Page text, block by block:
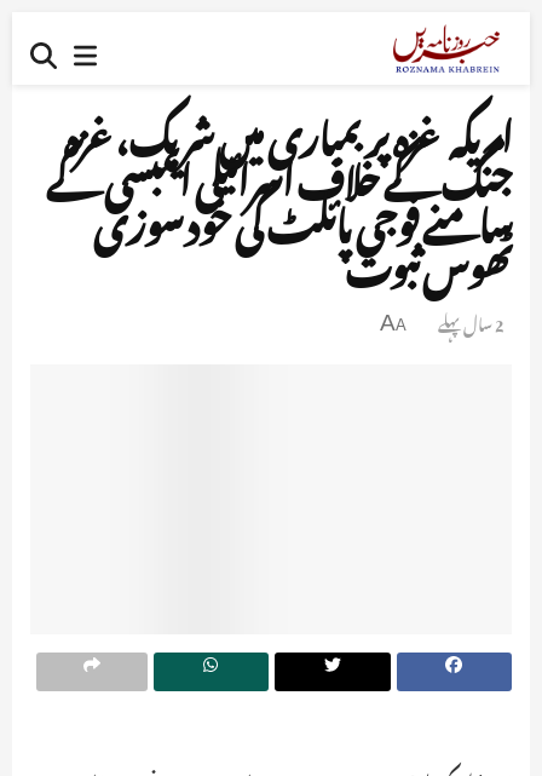
امریکہ غزہ پر بمباری میں شریک،غزہ
جنگ کے خلاف اسرائیلی ایمبسی کے
سامنے فوجی پائلٹ کی خود سوزی
ٹھوس ثبوت
2 سال پہلے A
A